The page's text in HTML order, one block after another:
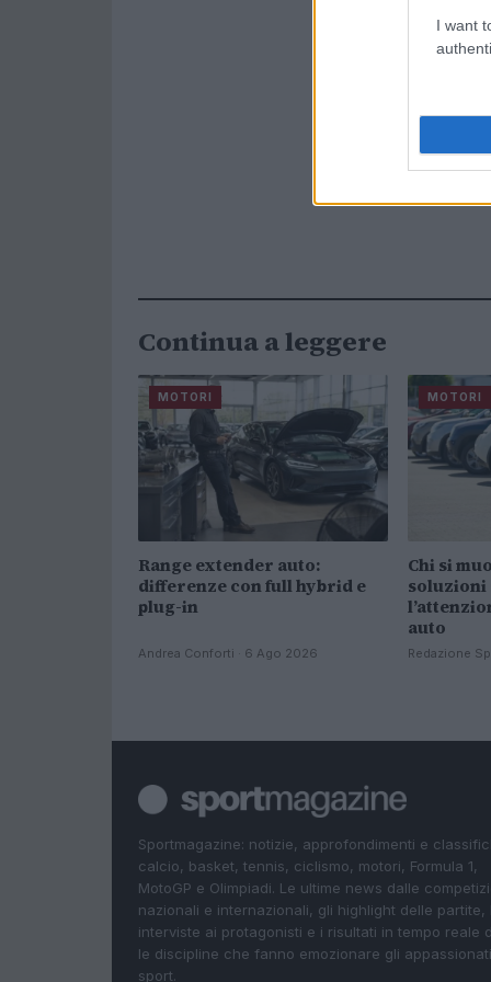
I want
Continua a leggere
MOTORI
Range extender auto:
differenze con full hybrid e
plug-in
Andrea Conforti · 6 Ago 2026
MOTORI
Chi si
soluzioni
auto
Redazione
Sportmagazine: notizie, approfondimenti e
calcio, basket, tennis, ciclismo, motori, Formula 1,
MotoGP e Olimpiadi. Le ultime news dalle
nazionali e internazionali, gli highlight delle partite,
interviste ai protagonisti e i risultati in tempo reale
le discipline che fanno emozionare gli
sport.